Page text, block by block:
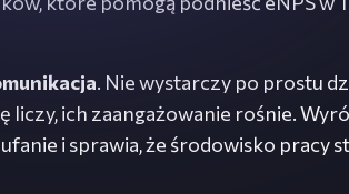
. Nie wystarczy po prostu
liczy, ich zaangażowanie rośnie.
i sprawia, że środowisko pracy